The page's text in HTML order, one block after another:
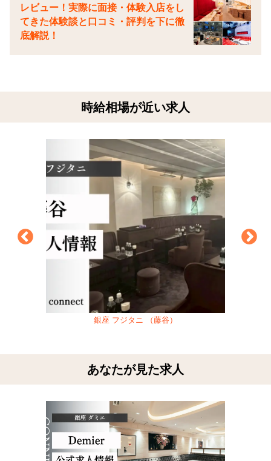
レビュー！実際に面接・体験入店をし
てきた体験談と口コミ・評判を下に徹
底解説！
時給相場が近い求人
銀座 フジタニ （藤谷）
あなたが見た求人